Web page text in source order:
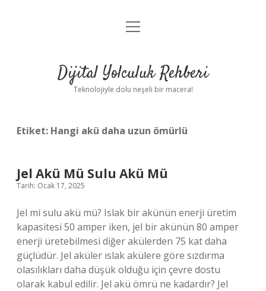
Anasayfa
Yasal Uyarı
menüyü
Dijital Yolculuk Rehberi
Teknolojiyle dolu neşeli bir macera!
Etiket: Hangi akü daha uzun ömürlü
Jel Akü Mü Sulu Akü Mü
Tarih: Ocak 17, 2025
Jel mi sulu akü mü? Islak bir akünün enerji üretim
kapasitesi 50 amper iken, jel bir akünün 80 amper
enerji üretebilmesi diğer akülerden 75 kat daha
güçlüdür. Jel aküler ıslak akülere göre sızdırma
olasılıkları daha düşük olduğu için çevre dostu
olarak kabul edilir. Jel akü ömrü ne kadardır? Jel